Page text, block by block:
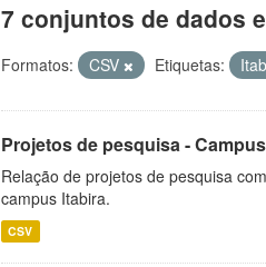
7 conjuntos de dados
Formatos: CSV Etiquetas:
Projetos de pesquisa -
Relação de projetos de pesquisa
campus Itabira.
CSV